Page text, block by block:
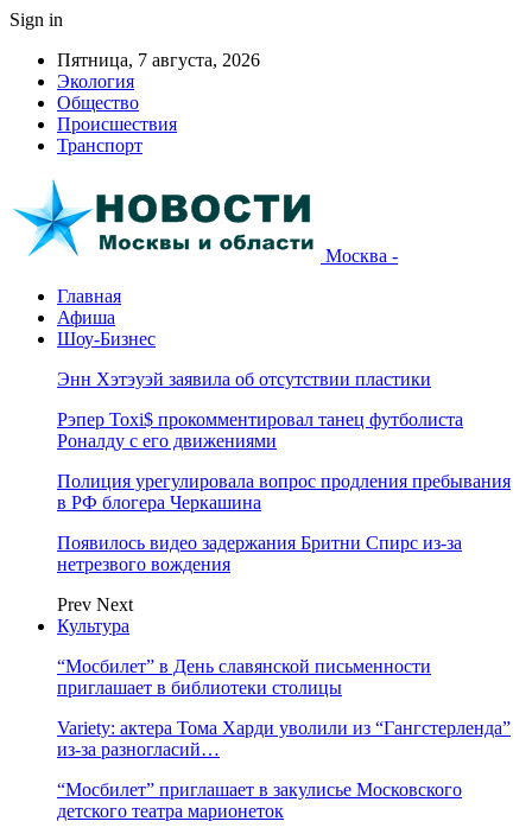
Sign in
Пятница, 7 августа, 2026
Экология
Общество
Происшествия
Транспорт
Москва -
Главная
Афиша
Шоу-Бизнес
Энн Хэтэуэй заявила об отсутствии пластики
Рэпер Toxi$ прокомментировал танец футболиста
Роналду с его движениями
Полиция урегулировала вопрос продления пребывания
в РФ блогера Черкашина
Появилось видео задержания Бритни Спирс из-за
нетрезвого вождения
Prev Next
Культура
“Мосбилет” в День славянской письменности
приглашает в библиотеки столицы
Variety: актера Тома Харди уволили из “Гангстерленда”
из-за разногласий…
“Мосбилет” приглашает в закулисье Московского
детского театра марионеток